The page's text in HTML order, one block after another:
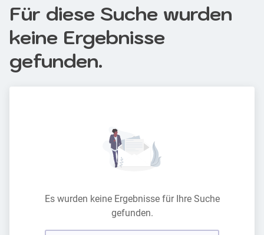
Für diese Suche wurden
keine Ergebnisse
gefunden.
Es wurden keine Ergebnisse für Ihre Suche
gefunden.